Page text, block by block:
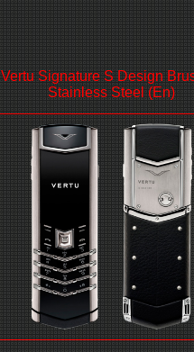
Vertu Signature S Design
Stainless Steel (En)